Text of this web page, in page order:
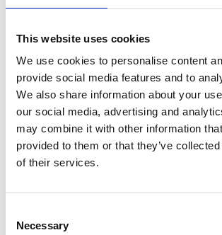
This website uses cookies
We use cookies to personalise content
provide social media features and to
We also share information about your
our social media, advertising and
may combine it with other information
provided to them or that they’ve
of their services.
Selection
Necessary